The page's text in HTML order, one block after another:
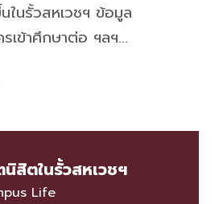
ในรั้วสหเวชฯ ข้อมูล
เข้าศึกษาต่อ ฯลฯ…
สิตในรั้วสหเวชฯ
Life